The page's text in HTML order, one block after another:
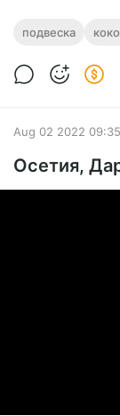
площадку
и грудью вперед
подвеска
Aug 02 2022 09:35
Осетия,